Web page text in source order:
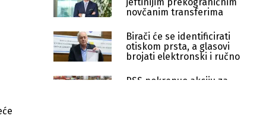
novčanim transferima
Birači će se identificirati
otiskom prsta, a glasovi
brojati elektronski i ručno
PSS pokrenuo akciju za